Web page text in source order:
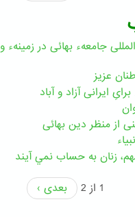
جامعهء بهائی در
عزیز
ایرانی آزاد و آباد
از منظر دین بهائی
زنان به حساب نمي آيند
1 از 2
بعدی ›